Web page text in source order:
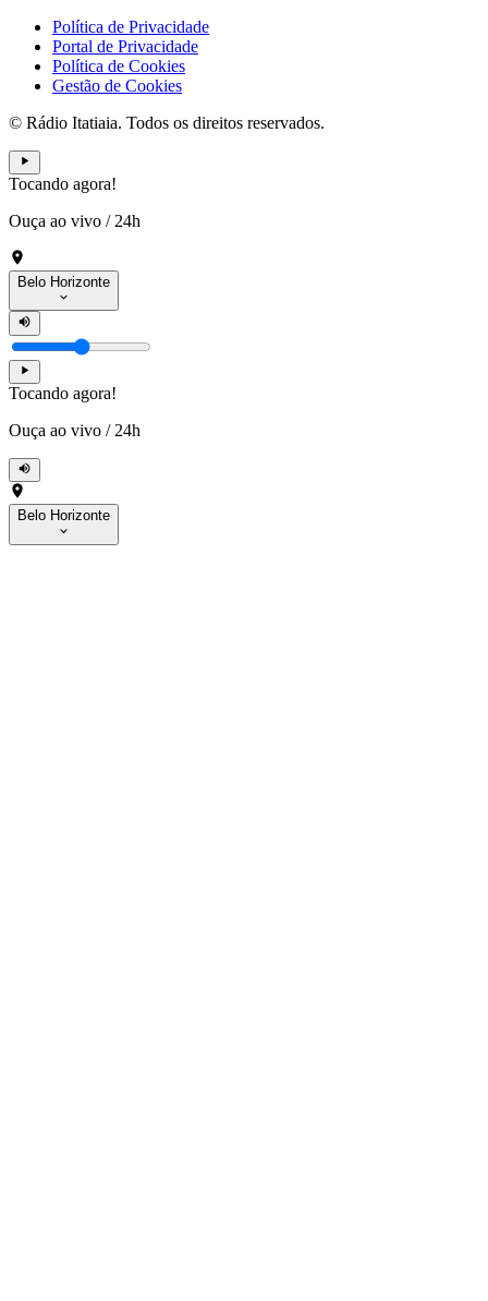
Política de Privacidade
Portal de Privacidade
Política de Cookies
Gestão de Cookies
© Rádio Itatiaia. Todos os direitos reservados.
Tocando agora!
Ouça ao vivo / 24h
Belo Horizonte
Tocando agora!
Ouça ao vivo / 24h
Belo Horizonte